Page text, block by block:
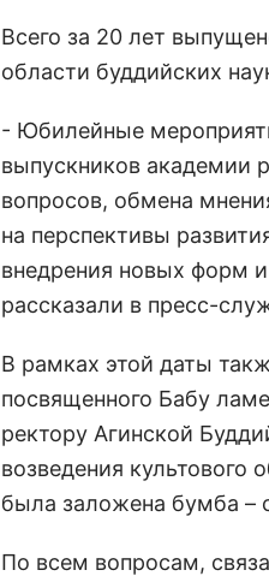
Всего за 20 лет
области буддийских
- Юбилейные
выпускников академии
вопросов, обмена
на перспективы
внедрения новых форм
рассказали в пресс-
В рамках этой даты
посвященного Бабу
ректору Агинской
возведения культового
была заложена бумба –
По всем вопросам,